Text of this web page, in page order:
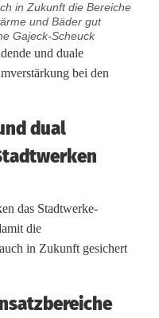
in Zukunft die Bereiche
und Bäder gut
Gajeck-Scheuck
und duale
bei den
dual
das Stadtwerke-
die
in Zukunft gesichert